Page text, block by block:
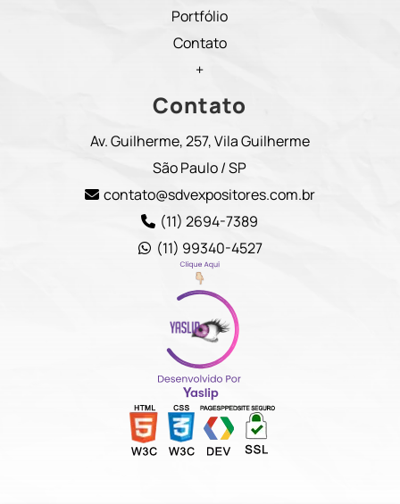
Portfólio
Contato
+
Contato
Av. Guilherme, 257, Vila Guilherme
São Paulo / SP
contato@sdvexpositores.com.br
(11) 2694-7389
(11) 99340-4527